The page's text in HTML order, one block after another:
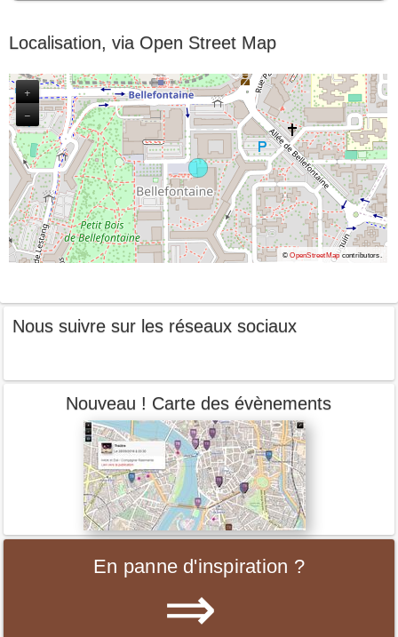
Localisation, via Open Street Map
+
−
©OpenStreetMapcontributors.
Nous suivre sur les réseaux sociaux
Nouveau ! Carte des évènements
En panne d'inspiration ?
⇒